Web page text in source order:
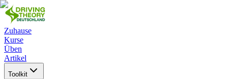
Zuhause
Kurse
Üben
Artikel
Toolkit